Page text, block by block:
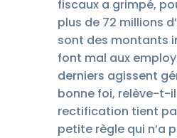
fiscaux a grimpé,
plus de 72 millions
sont des montants
font mal aux
derniers agissent
bonne foi, relève-t-
rectification tient
petite règle qui n’a